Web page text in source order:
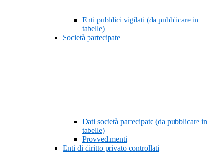
Enti pubblici vigilati (da pubblicare in
tabelle)
Società partecipate
Dati società partecipate (da pubblicare in
tabelle)
Provvedimenti
Enti di diritto privato controllati